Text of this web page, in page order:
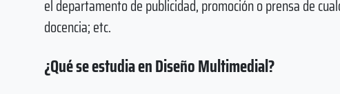
el departamento de publicidad, promoción o prensa de
docencia; etc.
¿Qué se estudia en Diseño Multimedial?